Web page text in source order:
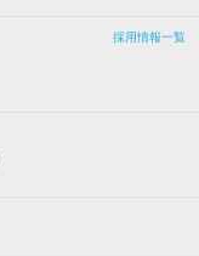
採用情報一覧